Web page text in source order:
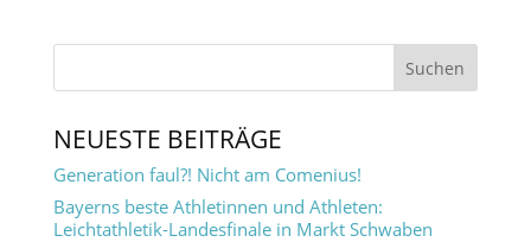
NEUESTE BEITRÄGE
Generation faul?! Nicht am Comenius!
Bayerns beste Athletinnen und Athleten:
Leichtathletik-Landesfinale in Markt Schwaben